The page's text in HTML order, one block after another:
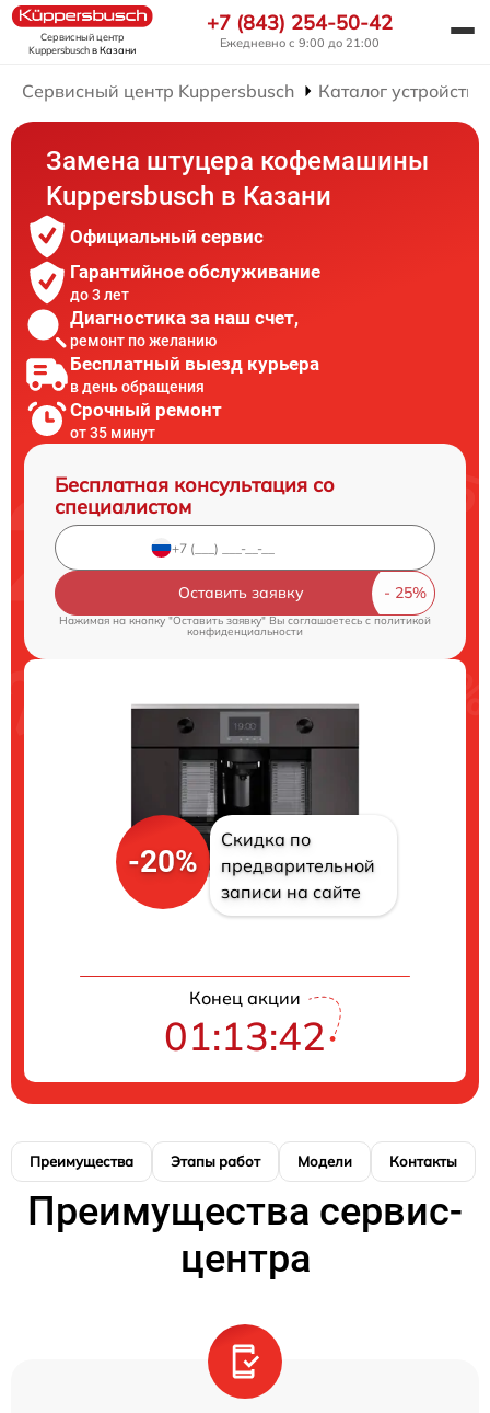
Сервисный центр
Kuppersbuschв Казани
+7 (843) 254-50-42
Ежедневно с 9:00 до 21:00
Сервисный центр Kuppersbusch Каталог устройств
Замена штуцера кофемашины
Kuppersbusch в Казани
Официальный сервис
Гарантийное обслуживание
до 3 лет
Диагностика за наш счет,
ремонт по желанию
Бесплатный выезд курьера
в день обращения
Срочный ремонт
от 35 минут
Бесплатная консультация со
специалистом
Оставить заявку
Нажимая на кнопку "Оставить заявку" Вы соглашаетесь c политикой
конфиденциальности
-20%
Скидка по
предварительной
записи на сайте
Конец акции
01:13:41
Преимущества Этапы работ Модели Контакты
Преимущества сервис-
центра